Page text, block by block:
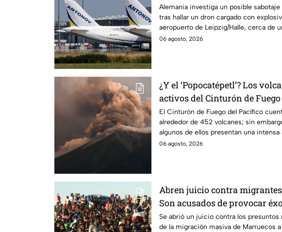
falla técnica
Alemania investiga un posible
tras hallar un dron cargado con
aeropuerto de Leipzig/Halle, cerca de
ucraniano.
06 agosto, 2026
¿Y el ‘Popocatépetl’? Los
activos del Cinturón de Fuego
El Cinturón de Fuego del Pacífico
alrededor de 452 volcanes; sin
algunos de ellos presentan una
volcánica.
06 agosto, 2026
Abren juicio contra migrantes
Son acusados de provocar
más de 70 mil personas
Se abrió un juicio contra los presuntos
de la migración masiva de Marruecos a